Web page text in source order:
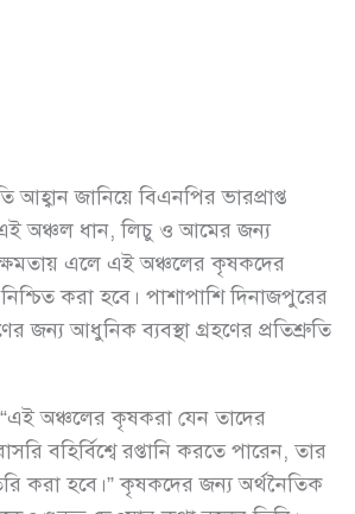
আহ্বান জানিয়ে বিএনপির ভারপ্রাপ্ত
এই অঞ্চল ধান, লিচু ও আমের জন্য
এলে এই অঞ্চলের কৃষকদের
করা হবে। পাশাপাশি দিনাজপুরের
জন্য আধুনিক ব্যবস্থা গ্রহণের প্রতিশ্রুতি
অঞ্চলের কৃষকরা যেন তাদের
বহির্বিশ্বে রপ্তানি করতে পারেন, তার
করা হবে।” কৃষকদের জন্য অর্থনৈতিক